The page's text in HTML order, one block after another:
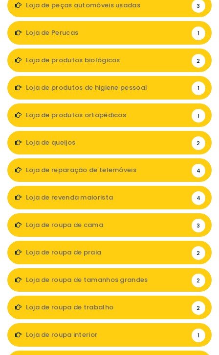
Loja de peças automóveis usadas 3
Loja de Perucas 1
Loja de produtos biológicos 2
Loja de produtos de higiene pessoal 1
Loja de produtos ortopédicos 1
Loja de queijos 2
Loja de reparação de telemóveis 4
Loja de revenda maiorista 4
Loja de roupa de cama 3
Loja de roupa de praia 2
Loja de roupa de tamanhos grandes 2
Loja de roupa de trabalho 2
Loja de roupa interior 1